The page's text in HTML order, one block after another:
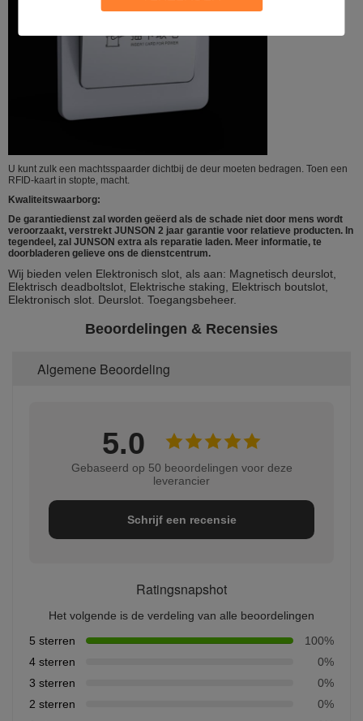
U kunt zulk een machtsspaarder dichtbij de deur moeten bedragen. Toen een
RFID-kaart in stopte, macht.
Kwaliteitswaarborg:
De garantiedienst zal worden geëerd als de schade niet door mens wordt
veroorzaakt, verstrekt JUNSON 2 jaar garantie voor relatieve producten. In
tegendeel, zal JUNSON extra als reparatie laden. Meer informatie, te
doorbladeren gelieve ons de dienstcentrum.
Wij bieden velen Elektronisch slot, als aan: Magnetisch deurslot,
Elektrisch deadboltslot, Elektrische staking, Elektrisch boutslot,
Elektronisch slot. Deurslot. Toegangsbeheer.
Beoordelingen & Recensies
Algemene Beoordeling
5.0
Gebaseerd op 50 beoordelingen voor deze
leverancier
Schrijf een recensie
Ratingsnapshot
Het volgende is de verdeling van alle beoordelingen
5 sterren
100%
4 sterren
0%
3 sterren
0%
2 sterren
0%